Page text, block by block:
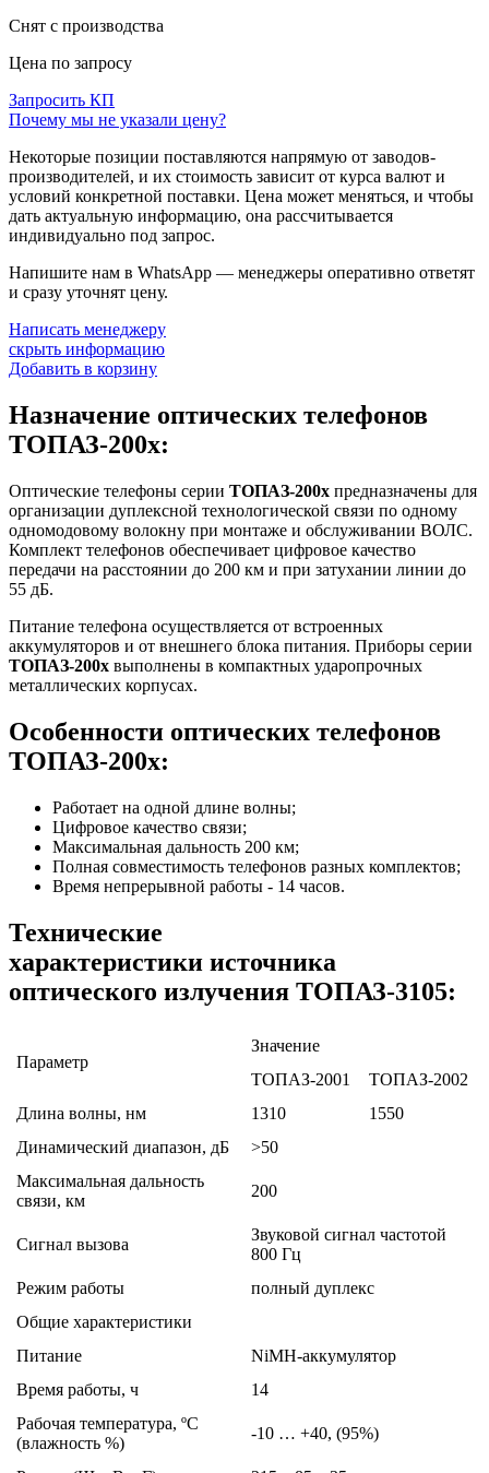
Снят с производства
Цена по запросу
Запросить КП
Почему мы не указали цену?
Некоторые позиции поставляются напрямую от заводов-
производителей, и их стоимость зависит от курса валют и
условий конкретной поставки. Цена может меняться, и чтобы
дать актуальную информацию, она рассчитывается
индивидуально под запрос.
Напишите нам в WhatsApp — менеджеры оперативно ответят
и сразу уточнят цену.
Написать менеджеру
скрыть информацию
Добавить в корзину
Назначение оптических телефонов
ТОПАЗ-200х:
Оптические телефоны серии ТОПАЗ-200х предназначены для
организации дуплексной технологической связи по одному
одномодовому волокну при монтаже и обслуживании ВОЛС.
Комплект телефонов обеспечивает цифровое качество
передачи на расстоянии до 200 км и при затухании линии до
55 дБ.
Питание телефона осуществляется от встроенных
аккумуляторов и от внешнего блока питания. Приборы серии
ТОПАЗ-200х выполнены в компактных ударопрочных
металлических корпусах.
Особенности оптических телефонов
ТОПАЗ-200х:
Работает на одной длине волны;
Цифровое качество связи;
Максимальная дальность 200 км;
Полная совместимость телефонов разных комплектов;
Время непрерывной работы - 14 часов.
Технические
характеристики источника
оптического излучения ТОПАЗ-3105:
Параметр
Значение
ТОПАЗ-2001
ТОПАЗ-2002
Длина волны, нм
1310
1550
Динамический диапазон, дБ
>50
Максимальная дальность
связи, км
200
Сигнал вызова
Звуковой сигнал частотой
800 Гц
Режим работы
полный дуплекс
Общие характеристики
Питание
NiMH-аккумулятор
Время работы, ч
14
Рабочая температура, ºC
(влажность %)
-10 … +40, (95%)